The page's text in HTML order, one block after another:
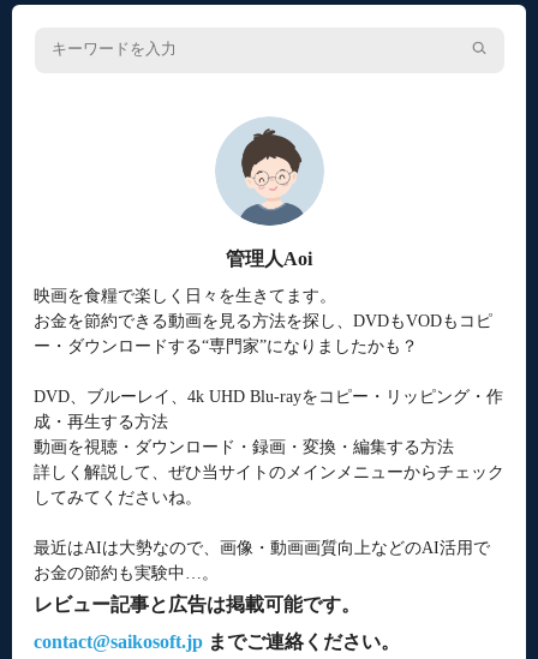
管理人Aoi
映画を食糧で楽しく日々を生きてます。
お金を節約できる動画を見る方法を探し、DVDもVODもコピ
ー・ダウンロードする“専門家”になりましたかも？
DVD、ブルーレイ、4k UHD Blu-rayをコピー・リッピング・作
成・再生する方法
動画を視聴・ダウンロード・録画・変換・編集する方法
詳しく解説して、ぜひ当サイトのメインメニューからチェック
してみてくださいね。
最近はAIは大勢なので、画像・動画画質向上などのAI活用で
お金の節約も実験中…。
レビュー記事と広告は掲載可能です。
contact@saikosoft.jpまでご連絡ください。